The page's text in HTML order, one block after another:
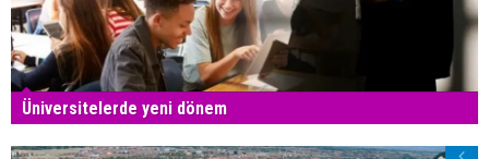
Üniversitelerde yeni dönem